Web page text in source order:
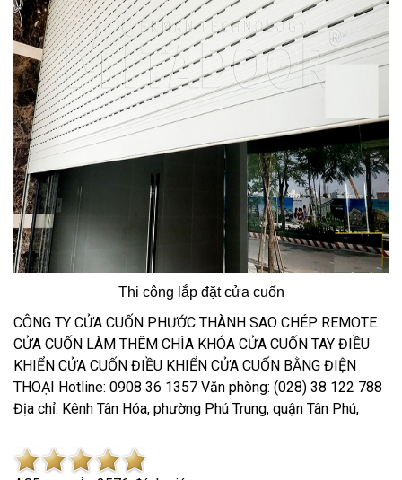
Thi công lắp đặt cửa cuốn
CÔNG TY CỬA CUỐN PHƯỚC THÀNH SAO CHÉP REMOTE
CỬA CUỐN LÀM THÊM CHÌA KHÓA CỬA CUỐN TAY ĐIỀU
KHIỂN CỬA CUỐN ĐIỀU KHIỂN CỬA CUỐN BẰNG ĐIỆN
THOẠI Hotline: 0908 36 1357 Văn phòng: (028) 38 122 788
Địa chỉ: Kênh Tân Hóa, phường Phú Trung, quận Tân Phú,